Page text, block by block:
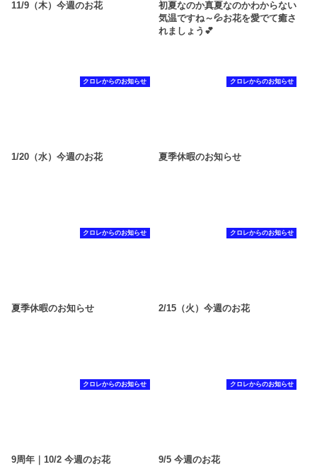
11/9（木）今週のお花
初夏なのか真夏なのかわからない
気温ですね～💦お花を愛でて癒さ
れましょう💕
クロレからのお知らせ
1/20（水）今週のお花
クロレからのお知らせ
夏季休暇のお知らせ
クロレからのお知らせ
夏季休暇のお知らせ
クロレからのお知らせ
2/15（火）今週のお花
クロレからのお知らせ
9周年｜10/2 今週のお花
クロレからのお知らせ
9/5 今週のお花